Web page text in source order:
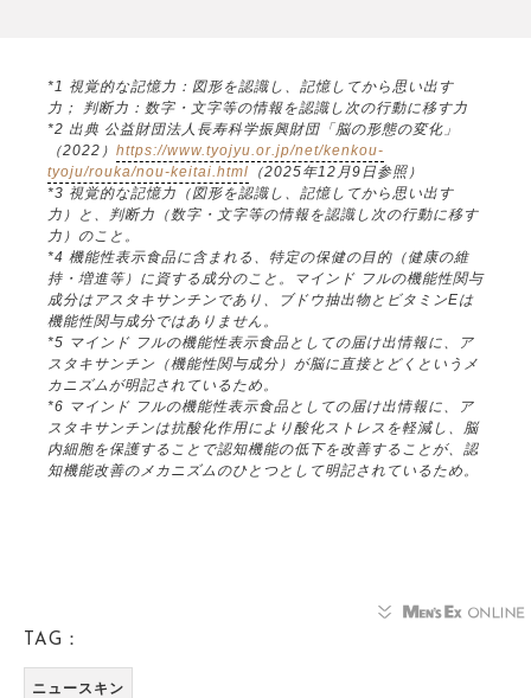
*1 視覚的な記憶力：図形を認識し、記憶してから思い出す
力； 判断力：数字・文字等の情報を認識し次の行動に移す力
*2 出典 公益財団法人長寿科学振興財団「脳の形態の変化」
（2022） https://www.tyojyu.or.jp/net/kenkou-
tyoju/rouka/nou-keitai.html （2025年12月9日参照）
*3 視覚的な記憶力（図形を認識し、記憶してから思い出す
力）と、判断力（数字・文字等の情報を認識し次の行動に移す
力）のこと。
*4 機能性表示食品に含まれる、特定の保健の目的（健康の維
持・増進等）に資する成分のこと。マインド フルの機能性関与
成分はアスタキサンチンであり、ブドウ抽出物とビタミンEは
機能性関与成分ではありません。
*5 マインド フルの機能性表示食品としての届け出情報に、ア
スタキサンチン（機能性関与成分）が脳に直接とどくというメ
カニズムが明記されているため。
*6 マインド フルの機能性表示食品としての届け出情報に、ア
スタキサンチンは抗酸化作用により酸化ストレスを軽減し、脳
内細胞を保護することで認知機能の低下を改善することが、認
知機能改善のメカニズムのひとつとして明記されているため。
TAG：
ニュースキン